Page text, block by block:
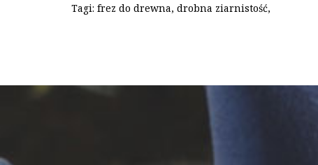
Tagi: frez do drewna, drobna ziarnistość,